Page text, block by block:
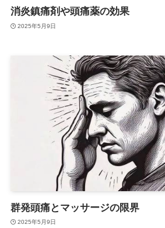
消炎鎮痛剤や頭痛薬の効果
2025年5月9日
群発頭痛とマッサージの限界
2025年5月9日